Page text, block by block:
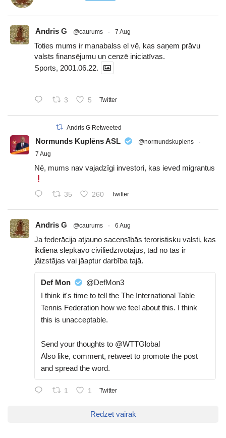
Andris G @caurums · 7 Aug
Toties mums ir manabalss el vē, kas saņem prāvu
valsts finansējumu un cenzē iniciatīvas.
Sports, 2001.06.22.
3 5 Twitter
Andris G Retweeted
Normunds Kuplēns ASL @normundskuplens
·
7 Aug
Nē, mums nav vajadzīgi investori, kas ieved migrantus
35 260 Twitter
Andris G @caurums · 6 Aug
Ja federācija atjauno sacensībās teroristisku valsti, kas
ikdienā slepkavo civiliedzīvotājus, tad no tās ir
jāizstājas vai jāaptur darbība tajā.
Def Mon
@DefMon3
I think it's time to tell the The International Table
Tennis Federation how we feel about this. I think
this is unacceptable.
Send your thoughts to @WTTGlobal
Also like, comment, retweet to promote the post
and spread the word.
1 1 Twitter
Redzēt vairāk